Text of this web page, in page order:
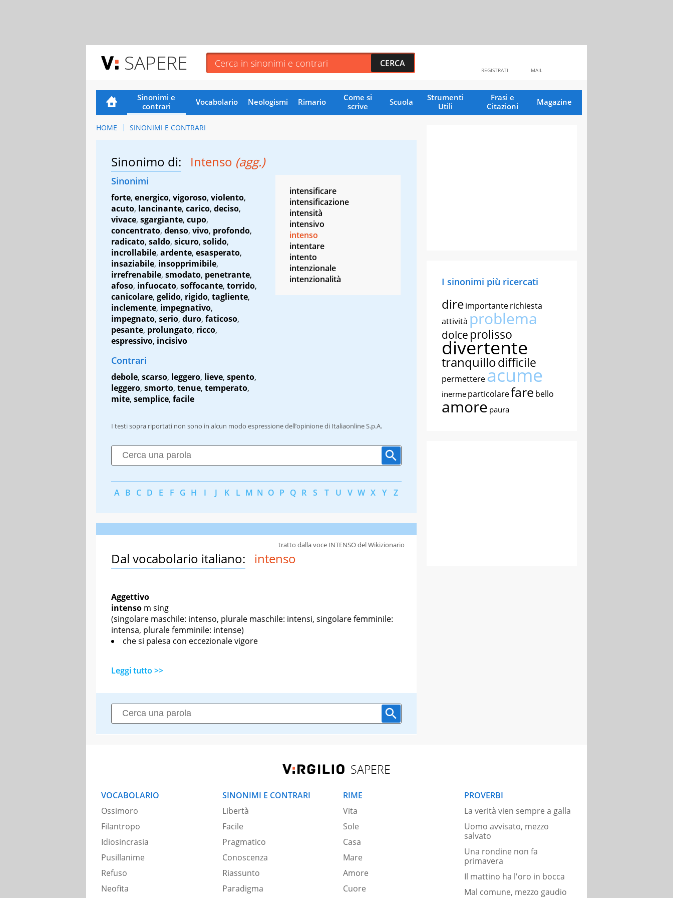
SAPERE MAIL
REGISTRATI
Sinonimi e
contrari
Vocabolario Neologismi Rimario
Come si
scrive
Scuola
Strumenti
Utili
Frasi e
Citazioni
Magazine
HOME SINONIMI E CONTRARI
Sinonimo di: Intenso (agg.)
Sinonimi
forte, energico, vigoroso, violento,
acuto, lancinante, carico, deciso,
vivace, sgargiante, cupo,
concentrato, denso, vivo, profondo,
radicato, saldo, sicuro, solido,
incrollabile, ardente, esasperato,
insaziabile, insopprimibile,
irrefrenabile, smodato, penetrante,
afoso, infuocato, soffocante, torrido,
canicolare, gelido, rigido, tagliente,
inclemente, impegnativo,
impegnato, serio, duro, faticoso,
pesante, prolungato, ricco,
espressivo, incisivo
Contrari
debole, scarso, leggero, lieve, spento,
leggero, smorto, tenue, temperato,
mite, semplice, facile
intensificare
intensificazione
intensità
intensivo
intenso
intentare
intento
intenzionale
intenzionalità
I testi sopra riportati non sono in alcun modo espressione dell’opinione di Italiaonline S.p.A.
A B C D E F G H I J K L M N O P Q R S T U V W X Y Z
Dal vocabolario italiano: intenso
Aggettivo
intenso m sing
(singolare maschile: intenso, plurale maschile: intensi, singolare femminile:
intensa, plurale femminile: intense)
che si palesa con eccezionale vigore
Leggi tutto >>
tratto dalla voce INTENSO del Wikizionario
I sinonimi più ricercati
direimportanterichiesta
attività problema
dolce prolisso
divertente
tranquillodifficile
permettereacume
inerme particolarefare bello
amore paura
SAPERE
VOCABOLARIO
Ossimoro
Filantropo
Idiosincrasia
Pusillanime
Refuso
Neofita
SINONIMI E CONTRARI
Libertà
Facile
Pragmatico
Conoscenza
Riassunto
Paradigma
RIME
Vita
Sole
Casa
Mare
Amore
Cuore
PROVERBI
La verità vien sempre a galla
Uomo avvisato, mezzo
salvato
Una rondine non fa
primavera
Il mattino ha l'oro in bocca
Mal comune, mezzo gaudio